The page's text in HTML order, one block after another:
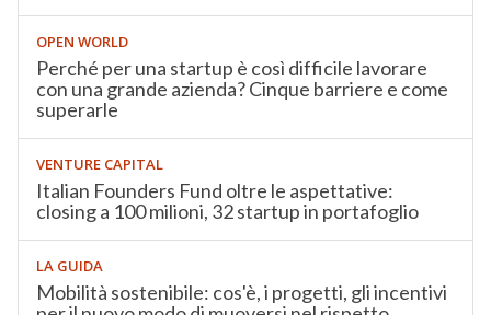
OPEN WORLD
Perché per una startup è così difficile lavorare
con una grande azienda? Cinque barriere e come
superarle
VENTURE CAPITAL
Italian Founders Fund oltre le aspettative:
closing a 100 milioni, 32 startup in portafoglio
LA GUIDA
Mobilità sostenibile: cos'è, i progetti, gli incentivi